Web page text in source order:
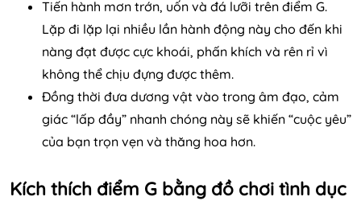
Tiến hành mơn trớn, uốn và đá lưỡi trên điểm G.
Lặp đi lặp lại nhiều lần hành động này cho đến khi
nàng đạt được cực khoái, phấn khích và rên rỉ vì
không thể chịu đựng được thêm.
Đồng thời đưa dương vật vào trong âm đạo, cảm
giác “lấp đầy” nhanh chóng này sẽ khiến “cuộc yêu”
của bạn trọn vẹn và thăng hoa hơn.
Kích thích điểm G bằng đồ chơi tình dục